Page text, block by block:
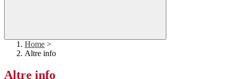
Home >
Altre info
Altre info